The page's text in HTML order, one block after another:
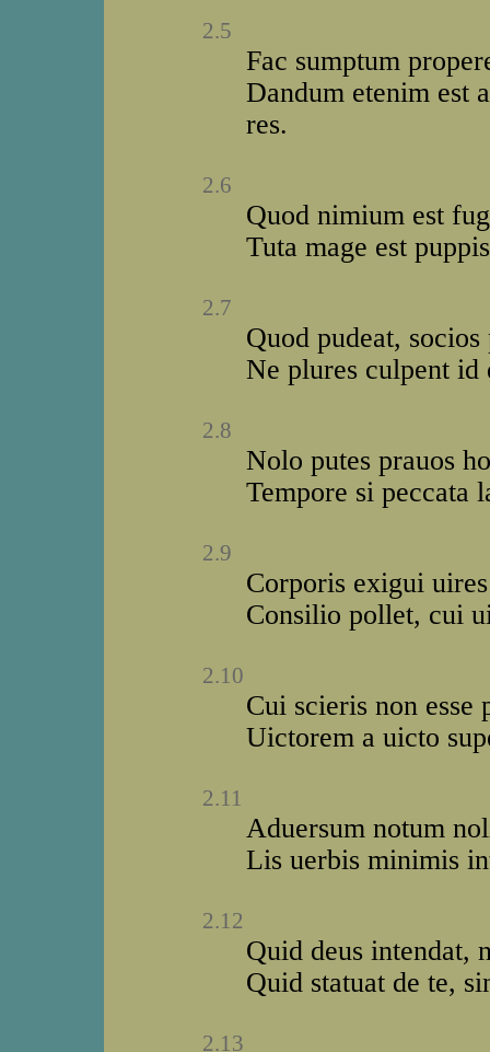
2.5
Fac sumptum
Dandum etenim est
res.
2.6
Quod nimium est
Tuta mage est
2.7
Quod pudeat,
Ne plures culpent
2.8
Nolo putes prauos
Tempore si peccata
2.9
Corporis exigui
Consilio pollet, cui
2.10
Cui scieris non esse
Uictorem a uicto
2.11
Aduersum notum
Lis uerbis minimis
2.12
Quid deus intendat,
Quid statuat de te,
2.13